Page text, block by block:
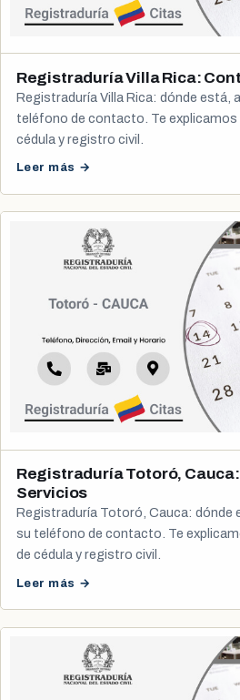
Registraduría Villa Rica:
Registraduría Villa Rica: dónde está,
teléfono de contacto. Te
cédula y registro civil.
Leer más →
Registraduría Totoró,
Servicios
Registraduría Totoró, Cauca: dónde
su teléfono de contacto. Te
de cédula y registro civil.
Leer más →